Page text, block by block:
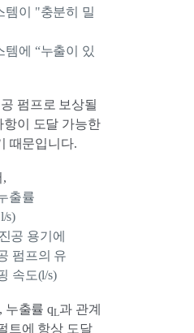
템이 "충분히 밀
템에 “누출이 있
펌프로 보상될
항이 도달 가능한
때문입니다.
,
출률
s)
공 용기에
펌프의 유
속도(l/s)
누출률 qL과 관계
트에 항상 도달